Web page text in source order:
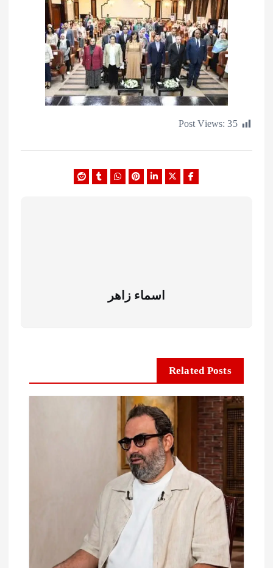
Post Views:
اسماء زاهر
Related Posts